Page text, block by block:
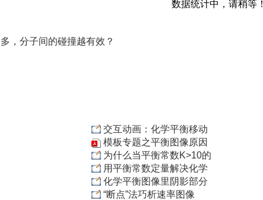
数据统计中，请稍等！
，分子间的碰撞越有效？
交互动画：化学平衡移动
模板专题之平衡图像原因
为什么当平衡常数K>10的
用平衡常数定量解决化学
化学平衡图像里阴影部分
“断点”法巧析速率图像